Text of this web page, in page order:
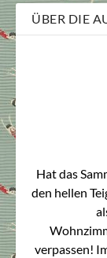
ÜBER DIE
Hat das
den hellen
verpassen!